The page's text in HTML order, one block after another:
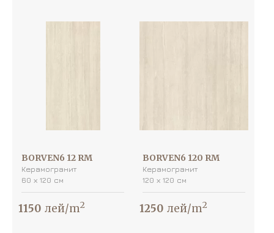
BORVEN6 12 RM
Керамогранит
60 х 120 см
1150 лей/m2
BORVEN6 120 RM
Керамогранит
120 х 120 см
1250 лей/m2